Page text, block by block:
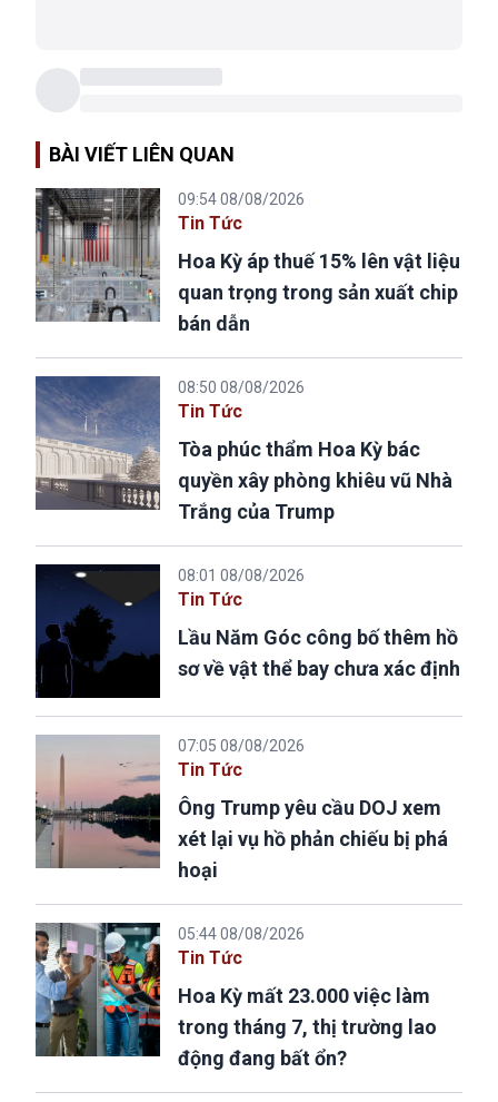
BÀI VIẾT LIÊN QUAN
09:54 08/08/2026
Tin Tức
Hoa Kỳ áp thuế 15% lên vật liệu
quan trọng trong sản xuất chip
bán dẫn
08:50 08/08/2026
Tin Tức
Tòa phúc thẩm Hoa Kỳ bác
quyền xây phòng khiêu vũ Nhà
Trắng của Trump
08:01 08/08/2026
Tin Tức
Lầu Năm Góc công bố thêm hồ
sơ về vật thể bay chưa xác định
07:05 08/08/2026
Tin Tức
Ông Trump yêu cầu DOJ xem
xét lại vụ hồ phản chiếu bị phá
hoại
05:44 08/08/2026
Tin Tức
Hoa Kỳ mất 23.000 việc làm
trong tháng 7, thị trường lao
động đang bất ổn?